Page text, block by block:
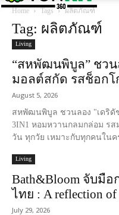
Home Tags ผลิตภัณฑ์
Tag: ผลิตภัณฑ์
Living
“สหพัฒนพิบูล” ชวน
มอลต์สกัด รสช็อกโ
August 5, 2026
สหพัฒนพิบูล ชวนลอง "เดริดั
3IN1 หอมหวานกลมกล่อม ร
วัน ทุกวัย เหมาะกับทุกคนในค
Living
Bath&Bloom จับมื
ไทย : A reflection of
July 29, 2026